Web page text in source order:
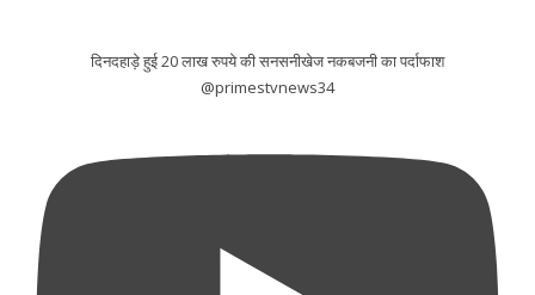
दिनदहाड़े हुई 20 लाख रुपये की सनसनीखेज नकबजनी का पर्दाफाश
@primestvnews34